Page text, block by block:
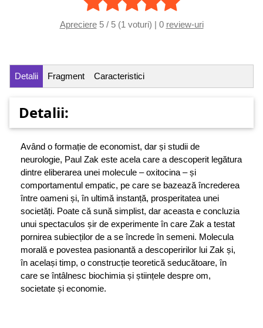
Apreciere5 / 5 (1 voturi) | 0 review-uri
Detalii Fragment Caracteristici
Detalii:
Având o formație de economist, dar și studii de
neurologie, Paul Zak este acela care a descoperit legătura
dintre eliberarea unei molecule – oxitocina – și
comportamentul empatic, pe care se bazează încrederea
între oameni și, în ultimă instanță, prosperitatea unei
societăți. Poate că sună simplist, dar aceasta e concluzia
unui spectaculos șir de experimente în care Zak a testat
pornirea subiecților de a se încrede în semeni. Molecula
morală e povestea pasionantă a descoperirilor lui Zak și,
în același timp, o construcție teoretică seducătoare, în
care se întâlnesc biochimia și științele despre om,
societate și economie.